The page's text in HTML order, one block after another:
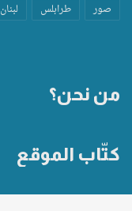
صور
طرابلس لبنان
من نحن؟
كتّاب الموقع